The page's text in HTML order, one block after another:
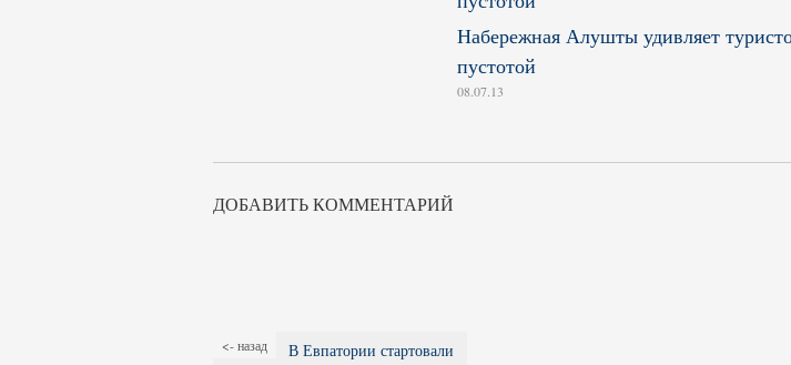
Набережная Алушты удивляет
пустотой
08.07.13
ДОБАВИТЬ КОММЕНТАРИЙ
<- назад
В Евпатории стартовали